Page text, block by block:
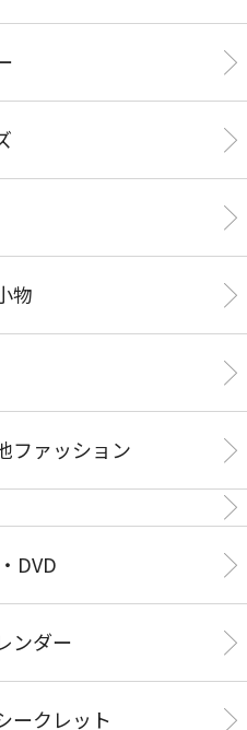
物
ファッション
DVD
ンダー
ークレット